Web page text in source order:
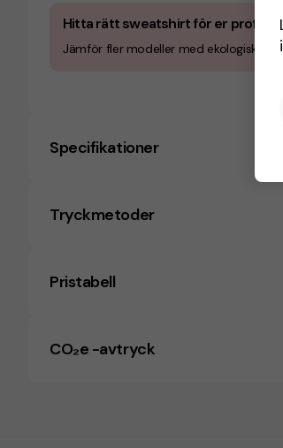
Hitta rätt sweatshirt för er
Jämför fler modeller med ekologisk
Specifikationer
Tryckmetoder
Pristabell
CO₂e -avtryck